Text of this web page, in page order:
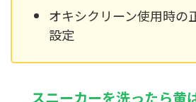
オキシクリーン使用時の
設定
スニーカーを洗ったら黄